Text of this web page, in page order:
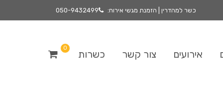
כשר למהדרין | הזמנת מגשי אירוח: 050-9432499
אירועים צור קשר כשרות
0